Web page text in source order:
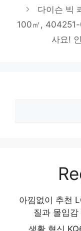
일상에 빛을
다이슨 빅
100㎡, 404251-
사요!
아낌없이 추천
질과 몰입
생활 혁신